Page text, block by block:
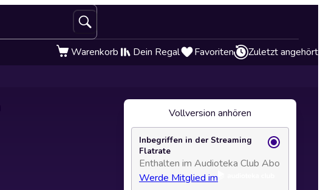
Warenkorb Dein Regal Favoriten Zuletzt angehört
Vollversion anhören
Inbegriffen in der Streaming
Flatrate
Enthalten im Audioteka Club Abo
Werde Mitglied im